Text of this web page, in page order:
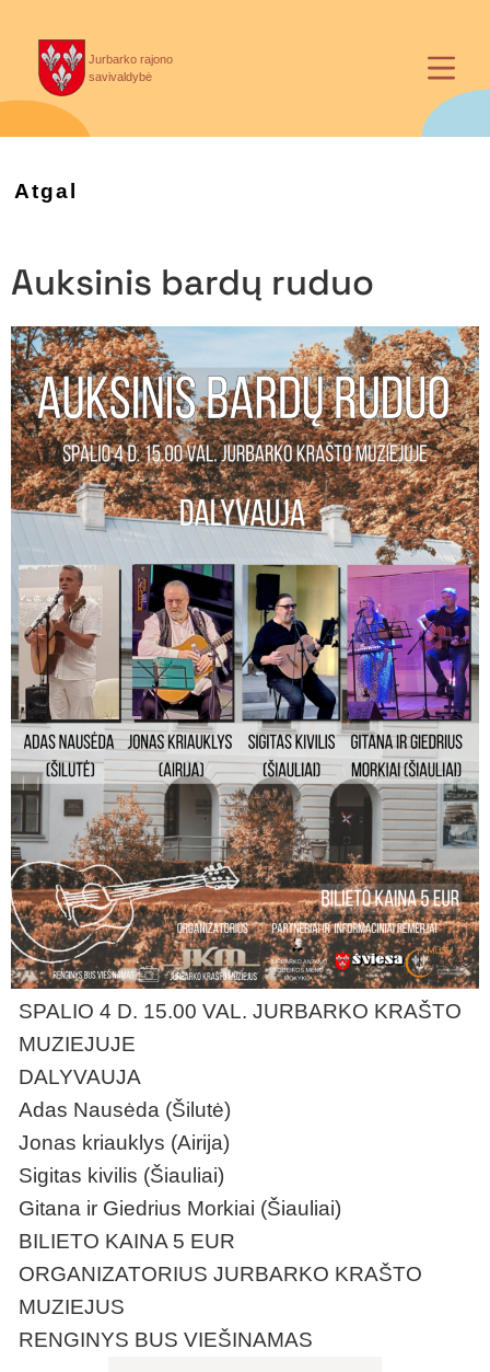
Jurbarko rajono
savivaldybė
Atgal
Auksinis bardų ruduo
SPALIO 4 D. 15.00 VAL. JURBARKO KRAŠTO
MUZIEJUJE
DALYVAUJA
Adas Nausėda (Šilutė)
Jonas kriauklys (Airija)
Sigitas kivilis (Šiauliai)
Gitana ir Giedrius Morkiai (Šiauliai)
BILIETO KAINA 5 EUR
ORGANIZATORIUS JURBARKO KRAŠTO
MUZIEJUS
RENGINYS BUS VIEŠINAMAS